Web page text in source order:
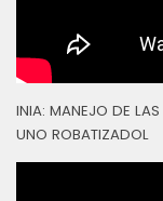
INIA: MANEJO DE
UNO ROBATIZADOL